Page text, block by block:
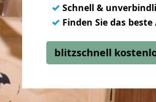
✓ Schnell &
✓ Finden Sie das
blitzschnell